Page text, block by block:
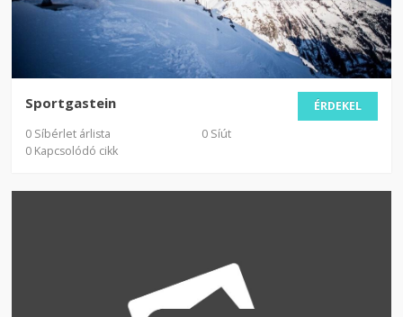
ÉRDEKEL
Sportgastein
0 Síbérlet árlista
0 Síút
0 Kapcsolódó cikk